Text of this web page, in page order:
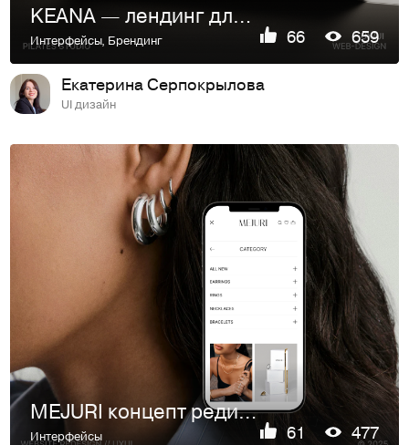
KEANA — лендинг для студии пилатеса
Интерфейсы, Брендинг 66 659
Екатерина Серпокрылова
UI дизайн
MEJURI концепт редизайна для онлайн-магазина украшений
Интерфейсы 61 477